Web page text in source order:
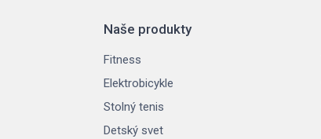
Naše produkty
Fitness
Elektrobicykle
Stolný tenis
Detský svet